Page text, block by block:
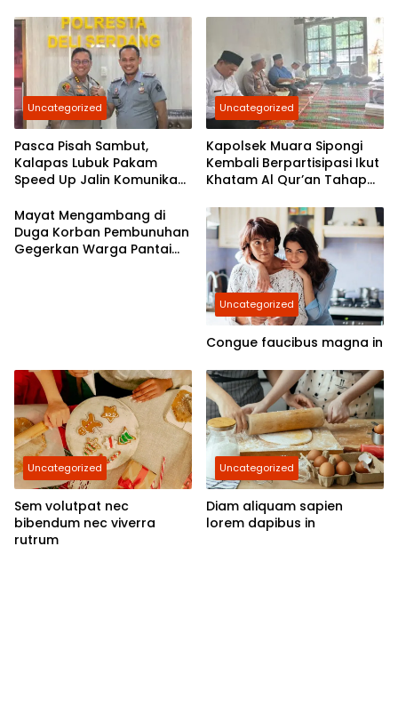
Uncategorized
Pasca Pisah Sambut,
Kalapas Lubuk Pakam
Speed Up Jalin Komunikasi
Serdang
Uncategorized
Kapolsek Muara Sipongi
Kembali Berpartisipasi Ikut
Khatam Al Qur’an Tahap
Masyarakat Untuk Terus
Berpartisipasi
Mayat Mengambang di
Duga Korban Pembunuhan
Gegerkan Warga Pantai
Uncategorized
Congue faucibus magna in
Uncategorized
Sem volutpat nec
bibendum nec viverra
rutrum
Uncategorized
Diam aliquam sapien
lorem dapibus in